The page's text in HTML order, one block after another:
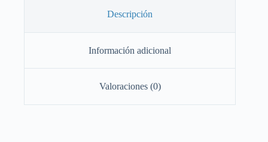
Descripción
Información adicional
Valoraciones (0)